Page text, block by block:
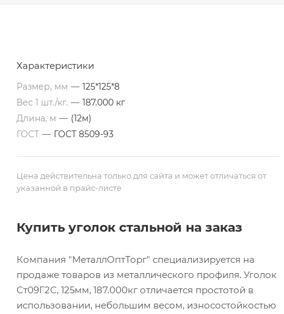
Характеристики
Размер, мм — 125*125*8
Вес 1 шт./кг. — 187.000 кг
Длина, м — (12м)
ГОСТ — ГОСТ 8509-93
Цена действительна только для сайта и может отличаться от
указанной в прайс-листе
Купить уголок стальной на заказ
Компания "МеталлОптТорг" специализируется на
продаже товаров из металлического профиля. Уголок
Ст09Г2С, 125мм, 187.000кг отличается простотой в
использовании, небольшим весом, износостойкостью